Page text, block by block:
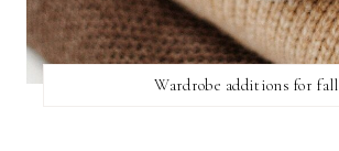
Wardrobe additions for fall